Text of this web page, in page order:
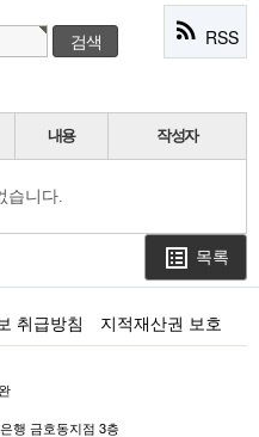
rss_feed RSS
내용 작성자
습니다.
list_alt 목록
취급방침 지적재산권 보호
행 금호동지점 3층